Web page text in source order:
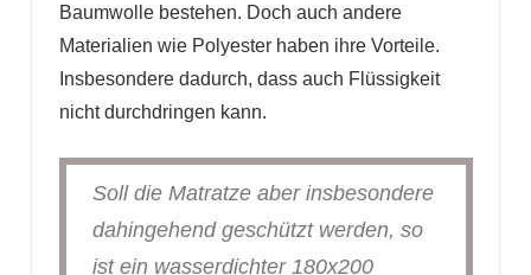
Baumwolle bestehen. Doch auch andere
Materialien wie Polyester haben ihre Vorteile.
Insbesondere dadurch, dass auch Flüssigkeit
nicht durchdringen kann.
Soll die Matratze aber insbesondere
dahingehend geschützt werden, so
ist ein wasserdichter 180x200